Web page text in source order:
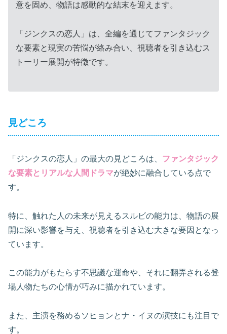
意を固め、物語は感動的な結末を迎えます。
「ジンクスの恋人」は、全編を通じてファンタジック
な要素と現実の苦悩が絡み合い、視聴者を引き込むス
トーリー展開が特徴です。
見どころ
「ジンクスの恋人」の最大の見どころは、 ファンタジック
な要素とリアルな人間ドラマが絶妙に融合している点で
す。
特に、触れた人の未来が見えるスルビの能力は、物語の展
開に深い影響を与え、視聴者を引き込む大きな要因となっ
ています。
この能力がもたらす不思議な運命や、それに翻弄される登
場人物たちの心情が巧みに描かれています。
また、主演を務めるソヒョンとナ・イヌの演技にも注目で
す。